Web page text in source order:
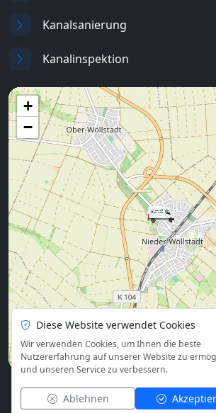
Kanalsanierung
Kanalinspektion
+
−
© 2026 Blog Impressum
Diese Website verwendet Cookies
Wir verwenden Cookies, um Ihnen die beste
Nutzererfahrung auf unserer Website zu
und unseren Service zu verbessern.
Ablehnen